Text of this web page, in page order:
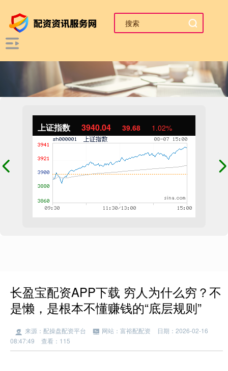
上证指数 3940.04 39.68 1.02%
长盈宝配资APP下载 穷人为什么穷？不
是懒，是根本不懂赚钱的“底层规则”
来源：配操盘配资平台 网站：富裕配配资
日期：2026-02-16
08:47:49
查看：115